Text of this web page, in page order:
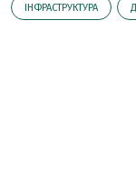
ІНФРАСТРУКТУРА